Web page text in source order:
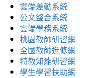
雲端差勤系統
公文整合系統
雲端學務系統
桃園教師研習網
全國教師進修網
特教知能研習網
學生學習扶助網